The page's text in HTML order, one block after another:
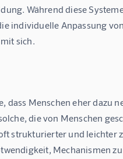
Während diese
individuelle Anpassung
sich.
die von Menschen
strukturierter und leichter
Mechanismen